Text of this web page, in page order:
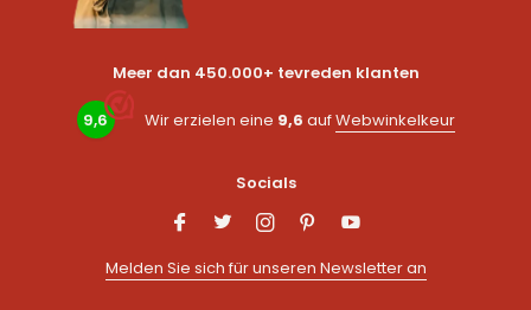
Meer dan 450.000+ tevreden klanten
9,6 Wir erzielen eine 9,6 aufWebwinkelkeur
Socials
Melden Sie sich für unseren Newsletter an